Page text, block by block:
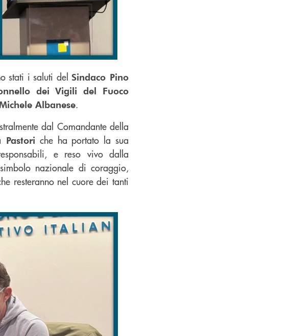
stati i saluti delSindaco Pino
dei Vigili del Fuoco
Albanese.
dal Comandante della
Pastori che ha portato la sua
e reso vivo dalla
nazionale di coraggio,
resteranno nel cuore dei tanti